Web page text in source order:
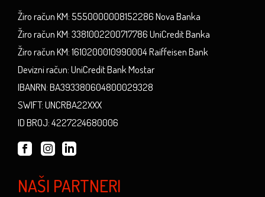
Žiro račun KM: 5550000008152286 Nova Banka
Žiro račun KM: 3381002200717786 UniCredit Banka
Žiro račun KM: 1610200010990004 Raiffeisen Bank
Devizni račun: UniCredit Bank Mostar
IBANRN: BA393380604800029328
SWIFT: UNCRBA22XXX
ID BROJ: 4227224680006
NAŠI PARTNERI